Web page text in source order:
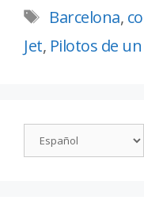
Barcelona,
Jet, Pilotos de